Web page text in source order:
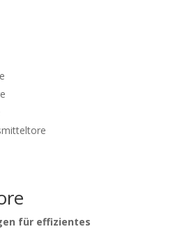
für effizientes